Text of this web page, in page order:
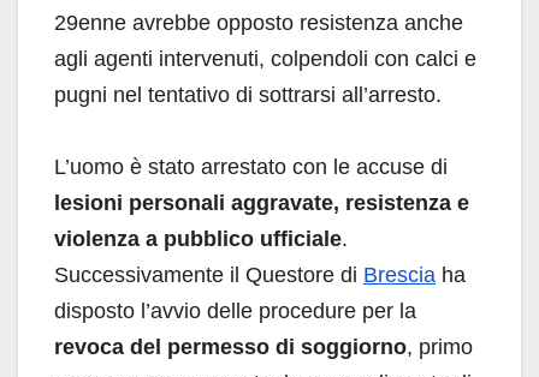
29enne avrebbe opposto resistenza anche
agli agenti intervenuti, colpendoli con calci e
pugni nel tentativo di sottrarsi all’arresto.
L’uomo è stato arrestato con le accuse di
lesioni personali aggravate, resistenza e
violenza a pubblico ufficiale.
Successivamente il Questore di Brescia ha
disposto l’avvio delle procedure per la
revoca del permesso di soggiorno, primo